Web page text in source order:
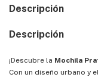
Descripción
Descripción
¡Descubre la Mochila
Con un diseño urbano y